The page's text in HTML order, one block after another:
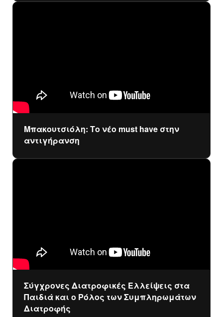
Μπακουτσιόλη: Το νέο must have στην
αντιγήρανση
Σύγχρονες Διατροφικές Ελλείψεις στα
Παιδιά και ο Ρόλος των Συμπληρωμάτων
Διατροφής